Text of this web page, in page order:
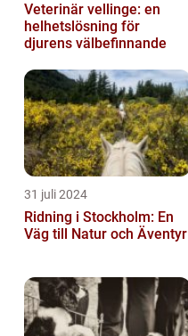
Veterinär vellinge: en
helhetslösning för
djurens välbefinnande
31 juli 2024
Ridning i Stockholm: En
Väg till Natur och Äventyr